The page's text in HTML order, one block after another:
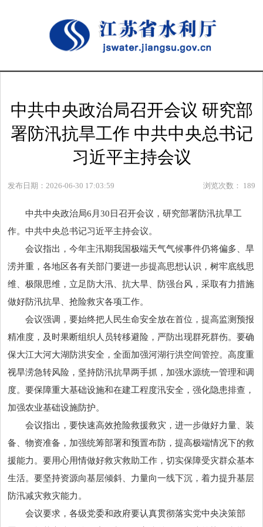
中共中央政治局召开会议 研究部
署防汛抗旱工作 中共中央总书记
习近平主持会议
发布日期：2026-06-30 17:03:59 浏览次数： 189
中共中央政治局6月30日召开会议，研究部署防汛抗旱工
作。中共中央总书记习近平主持会议。
会议指出，今年主汛期我国极端天气气候事件仍将偏多、旱
涝并重，各地区各有关部门要进一步提高思想认识，树牢底线思
维、极限思维，立足防大汛、抗大旱、防强台风，采取有力措施
做好防汛抗旱、抢险救灾各项工作。
会议强调，要始终把人民生命安全放在首位，提高监测预报
精准度，及时果断组织人员转移避险，严防出现群死群伤。要确
保大江大河大湖防洪安全，全面加强河湖行洪空间管控。高度重
视旱涝急转风险，坚持防汛抗旱两手抓，加强水源统一管理和调
度。要保障重大基础设施和在建工程度汛安全，强化隐患排查，
加强农业基础设施防护。
会议指出，要快速高效抢险救援救灾，进一步做好力量、装
备、物资准备，加强统筹部署和预置布防，提高极端情况下的救
援能力。要用心用情做好救灾救助工作，切实保障受灾群众基本
生活。要坚持资源向基层倾斜、力量向一线下沉，着力提升基层
防汛减灾救灾能力。
会议要求，各级党委和政府要认真贯彻落实党中央决策部